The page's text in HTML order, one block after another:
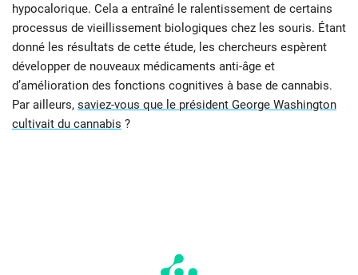
hypocalorique. Cela a entraîné le ralentissement de certains
processus de vieillissement biologiques chez les souris. Étant
donné les résultats de cette étude, les chercheurs espèrent
développer de nouveaux médicaments anti-âge et
d’amélioration des fonctions cognitives à base de cannabis.
Par ailleurs, saviez-vous que le président George Washington
cultivait du cannabis ?